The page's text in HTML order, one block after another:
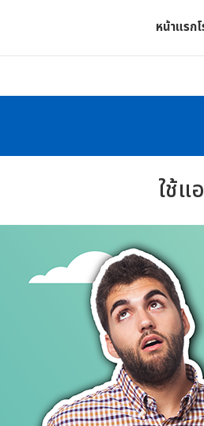
หน้าแรก
ใช้แ